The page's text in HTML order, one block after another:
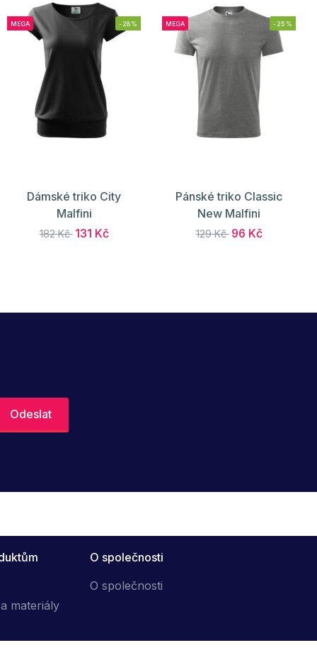
MEGA -28%
Dámské triko City
Malfini
182 Kč 131 Kč
MEGA -25%
Pánské triko Classic
New Malfini
129 Kč 96 Kč
materiály
O společnosti
O společnosti